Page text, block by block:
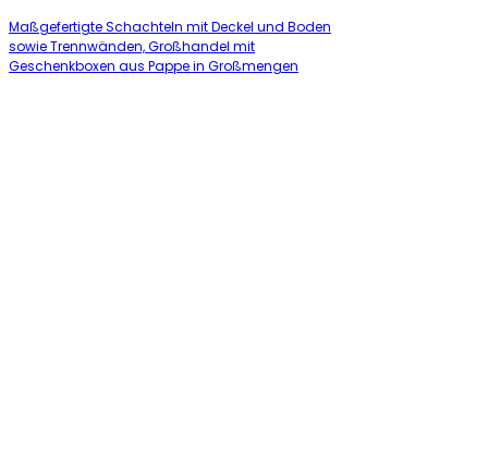
Maßgefertigte Schachteln mit Deckel und Boden
sowie Trennwänden, Großhandel mit
Geschenkboxen aus Pappe in Großmengen